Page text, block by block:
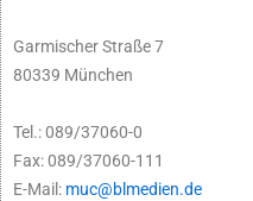
Garmischer Straße 7
80339 München
Tel.: 089/37060-0
Fax: 089/37060-111
E-Mail: muc@blmedien.de